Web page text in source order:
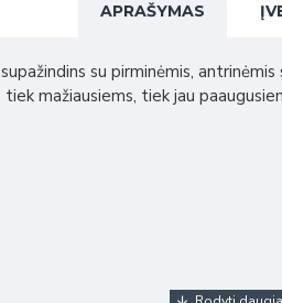
APRAŠYMAS
su pirminėmis,
mažiausiems, tiek jau